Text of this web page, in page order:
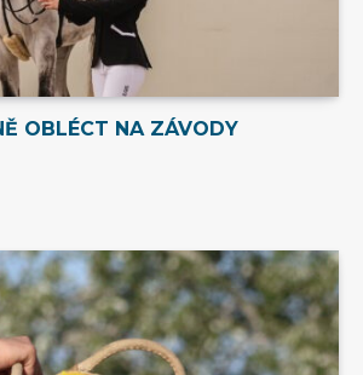
OBLÉCT NA ZÁVODY